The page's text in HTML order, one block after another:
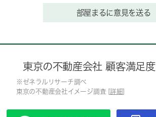
部屋まるに意見を送る
東京の不動産会社 顧客満足度
※ゼネラルリサーチ調べ
東京の不動産会社イメージ調査 [ 詳細